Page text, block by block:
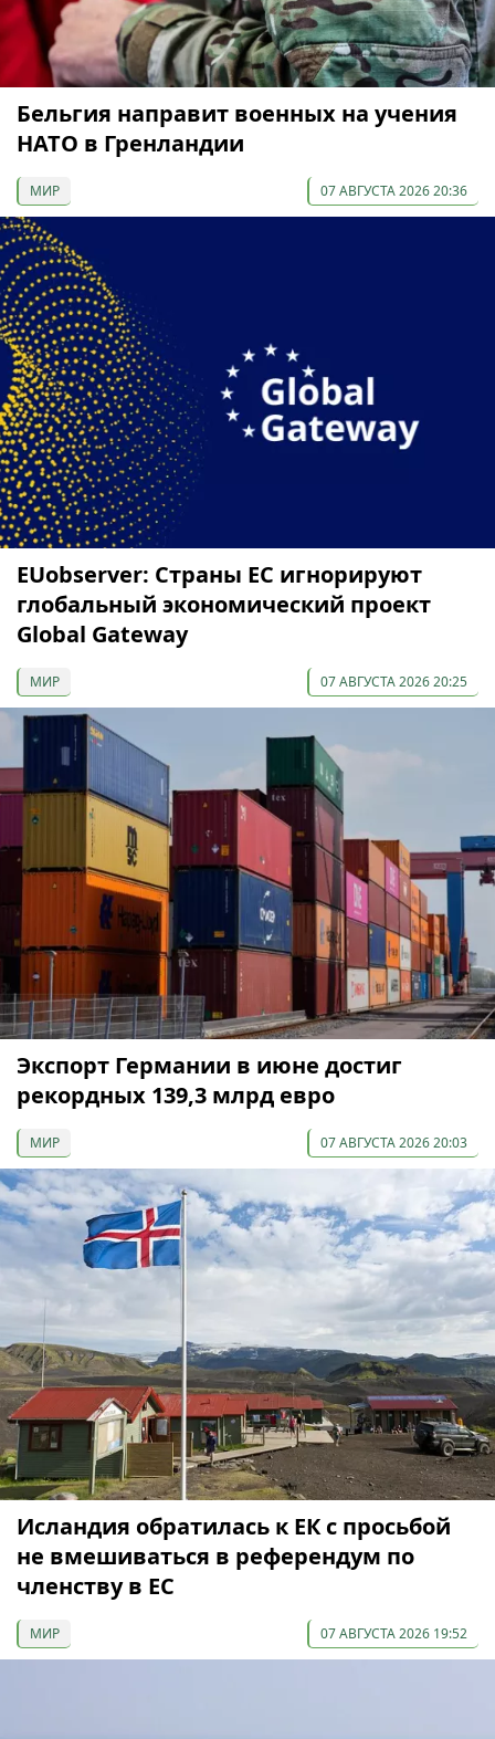
Бельгия направит военных на учения
НАТО в Гренландии
МИР 07 АВГУСТА 2026 20:36
EUobserver: Страны ЕС игнорируют
глобальный экономический проект
Global Gateway
МИР 07 АВГУСТА 2026 20:25
Экспорт Германии в июне достиг
рекордных 139,3 млрд евро
МИР 07 АВГУСТА 2026 20:03
Исландия обратилась к ЕК с просьбой
не вмешиваться в референдум по
членству в ЕС
МИР 07 АВГУСТА 2026 19:52